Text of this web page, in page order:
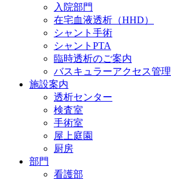
入院部門
在宅血液透析（HHD）
シャント手術
シャントPTA
臨時透析のご案内
バスキュラーアクセス管理
施設案内
透析センター
検査室
手術室
屋上庭園
厨房
部門
看護部